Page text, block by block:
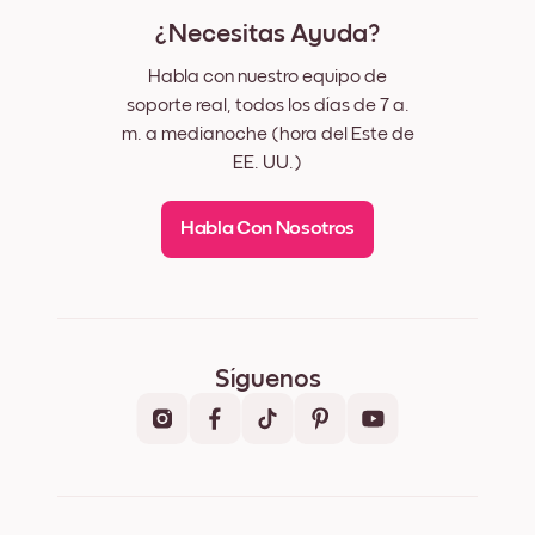
¿Necesitas Ayuda?
Habla con nuestro equipo de
soporte real, todos los días de 7 a.
m. a medianoche (hora del Este de
EE. UU.)
Habla Con Nosotros
Síguenos